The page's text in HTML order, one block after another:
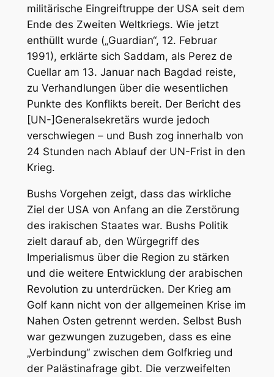
militärische Eingreiftruppe der USA seit dem
Ende des Zweiten Weltkriegs. Wie jetzt
enthüllt wurde („Guardian“, 12. Februar
1991), erklärte sich Saddam, als Perez de
Cuellar am 13. Januar nach Bagdad reiste,
zu Verhandlungen über die wesentlichen
Punkte des Konflikts bereit. Der Bericht des
[UN-]Generalsekretärs wurde jedoch
verschwiegen – und Bush zog innerhalb von
24 Stunden nach Ablauf der UN-Frist in den
Krieg.
Bushs Vorgehen zeigt, dass das wirkliche
Ziel der USA von Anfang an die Zerstörung
des irakischen Staates war. Bushs Politik
zielt darauf ab, den Würgegriff des
Imperialismus über die Region zu stärken
und die weitere Entwicklung der arabischen
Revolution zu unterdrücken. Der Krieg am
Golf kann nicht von der allgemeinen Krise im
Nahen Osten getrennt werden. Selbst Bush
war gezwungen zuzugeben, dass es eine
„Verbindung“ zwischen dem Golfkrieg und
der Palästinafrage gibt. Die verzweifelten